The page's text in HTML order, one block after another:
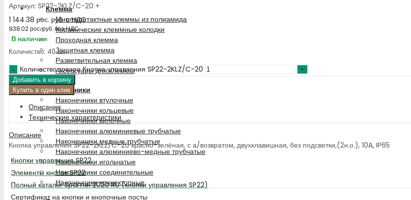
Клемма
Многоконтактные клеммы из полиамида
Керамические клеммные колодки
Проходная клемма
Защитная клемма
Разветвительная клемма
Аксессуары для клеммы
Наконечники
Наконечники втулочные
Наконечники кольцевые
Наконечники вилочные
Наконечники алюминиевые трубчатые
Наконечники медные трубчатые
Наконечники алюминиево-медные трубчатые
Наконечники игольчатые
Наконечники соединительные
Наконечники коннекторные
Артикул: SP22-2KLZ/C-20 +
1 144.38 рос. руб.с НДС
938.02рос. руб.без НДС
В наличии
Количество: 40 шт.
Количество товара Кнопка управления SP22-2KLZ/C-20
Добавить в корзину
Купить в один клик
Описание
Технические характеристики
Описание
Кнопка управления SP22-2KLZ/C-20 красно-зелёная, с а/возвратом, двухклавишная, без подсветки,(2н.о.), 10A, IP65
Кнопки управления SP22
Элементы кнопок SP22
Полный каталог Spamel 2020 RU (кнопки управления SP22)
Сертификат на кнопки и кнопочные посты